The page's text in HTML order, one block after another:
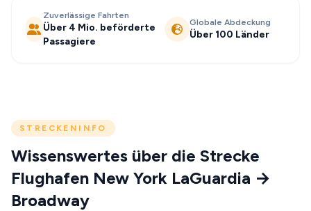
Zuverlässige Fahrten
Über 4 Mio. beförderte
Passagiere
Globale Abdeckung
Über 100 Länder
STRECKENINFO
Wissenswertes über die Strecke
Flughafen New York LaGuardia →
Broadway